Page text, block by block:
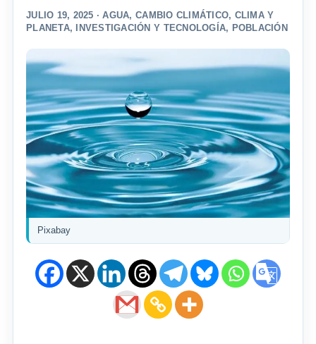
JULIO 19, 2025 ·AGUA, CAMBIO CLIMÁTICO, CLIMA Y
PLANETA, INVESTIGACIÓN Y TECNOLOGÍA, POBLACIÓN
Pixabay